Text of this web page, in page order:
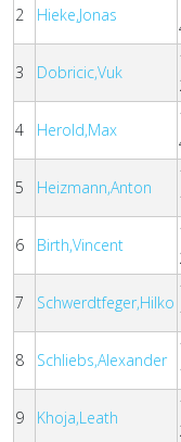
2 Hieke,Jonas
3 Dobricic,Vuk
4 Herold,Max
5 Heizmann,Anton
6 Birth,Vincent
7 Schwerdtfeger,Hilko
8 Schliebs,Alexander
9 Khoja,Leath